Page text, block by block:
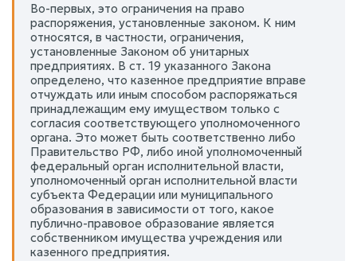
Во-первых, это ограничения на право
распоряжения, установленные законом. К ним
относятся, в частности, ограничения,
установленные Законом об унитарных
предприятиях. В ст. 19 указанного Закона
определено, что казенное предприятие вправе
отчуждать или иным способом распоряжаться
принадлежащим ему имуществом только с
согласия соответствующего уполномоченного
органа. Это может быть соответственно либо
Правительство РФ, либо иной уполномоченный
федеральный орган исполнительной власти,
уполномоченный орган исполнительной власти
субъекта Федерации или муниципального
образования в зависимости от того, какое
публично-правовое образование является
собственником имущества учреждения или
казенного предприятия.